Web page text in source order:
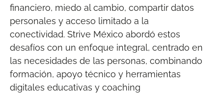
financiero, miedo al cambio, compartir datos
personales y acceso limitado a la
conectividad. Strive México abordó estos
desafíos con un enfoque integral, centrado en
las necesidades de las personas, combinando
formación, apoyo técnico y herramientas
digitales educativas y coaching